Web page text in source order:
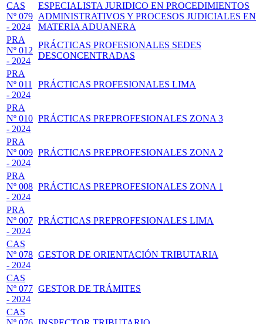
CAS
Nº 079
- 2024
ESPECIALISTA JURIDICO EN PROCEDIMIENTOS
ADMINISTRATIVOS Y PROCESOS JUDICIALES EN
MATERIA ADUANERA
PRA
Nº 012
- 2024
PRÁCTICAS PROFESIONALES SEDES
DESCONCENTRADAS
PRA
Nº 011
- 2024
PRÁCTICAS PROFESIONALES LIMA
PRA
Nº 010
- 2024
PRÁCTICAS PREPROFESIONALES ZONA 3
PRA
Nº 009
- 2024
PRÁCTICAS PREPROFESIONALES ZONA 2
PRA
Nº 008
- 2024
PRÁCTICAS PREPROFESIONALES ZONA 1
PRA
Nº 007
- 2024
PRÁCTICAS PREPROFESIONALES LIMA
CAS
Nº 078
- 2024
GESTOR DE ORIENTACIÓN TRIBUTARIA
CAS
Nº 077
- 2024
GESTOR DE TRÁMITES
CAS